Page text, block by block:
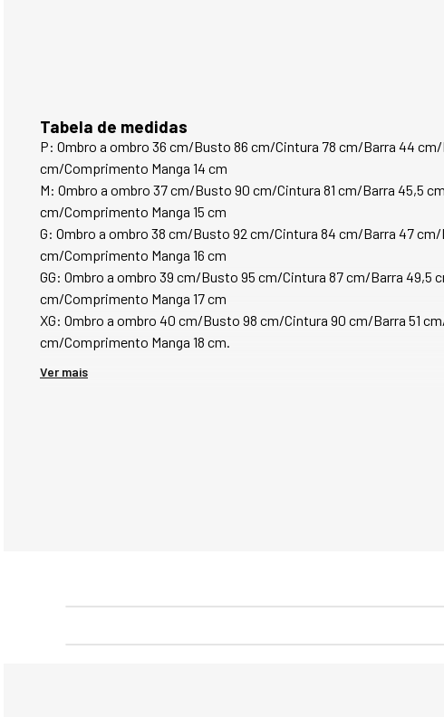
Tabela de medidas
P: Ombro a ombro 36 cm/Busto 86 cm/Cintura 78 cm/Barra 44
cm/Comprimento Manga 14 cm
M: Ombro a ombro 37 cm/Busto 90 cm/Cintura 81 cm/Barra 45,5
cm/Comprimento Manga 15 cm
G: Ombro a ombro 38 cm/Busto 92 cm/Cintura 84 cm/Barra 47
cm/Comprimento Manga 16 cm
GG: Ombro a ombro 39 cm/Busto 95 cm/Cintura 87 cm/Barra 49,5
cm/Comprimento Manga 17 cm
XG: Ombro a ombro 40 cm/Busto 98 cm/Cintura 90 cm/Barra 51
cm/Comprimento Manga 18 cm.
Ver mais